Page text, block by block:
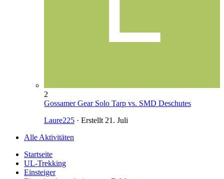
2
Gossamer Gear Solo Tarp vs. SMD Deschutes
Laure225 · Erstellt 21. Juli
Alle Aktivitäten
Startseite
UL-Trekking
Einsteiger